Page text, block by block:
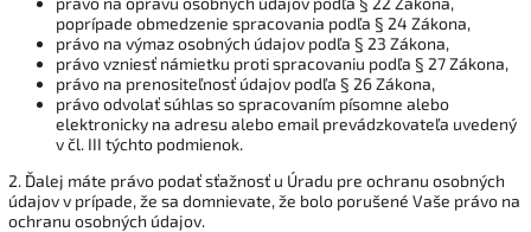
poprípade obmedzenie spracovania podľa § 24 Zákona,
právo na výmaz osobných údajov podľa § 23 Zákona,
právo vzniesť námietku proti spracovaniu podľa § 27 Zákona,
právo na prenositeľnosť údajov podľa § 26 Zákona,
právo odvolať súhlas so spracovaním písomne alebo
elektronicky na adresu alebo email prevádzkovateľa uvedený
v čl. III týchto podmienok.
2. Ďalej máte právo podať sťažnosť u Úradu pre ochranu osobných
údajov v prípade, že sa domnievate, že bolo porušené Vaše právo na
ochranu osobných údajov.